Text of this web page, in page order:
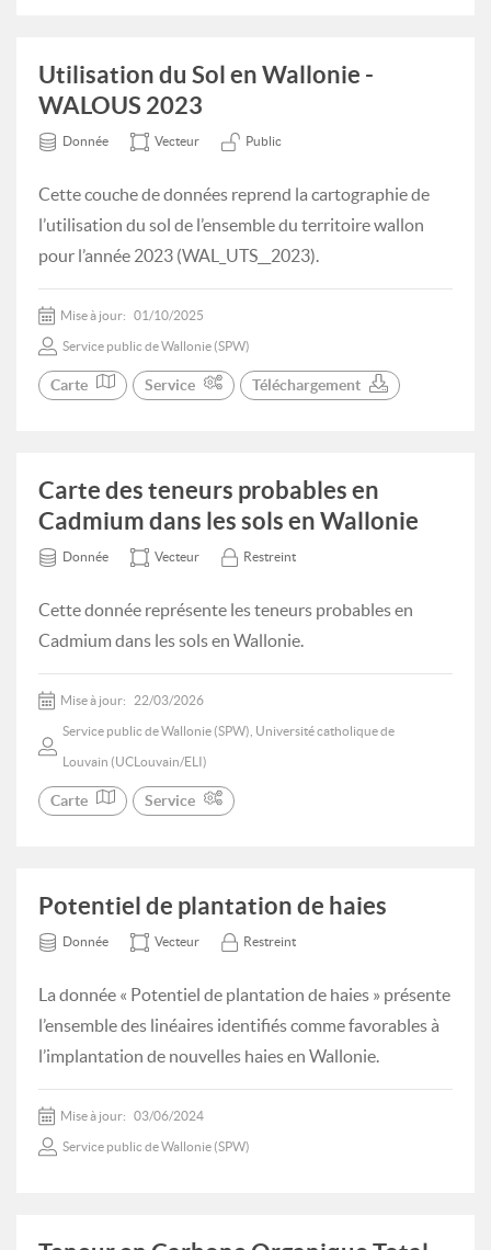
Utilisation du Sol en Wallonie -
WALOUS 2023
Donnée Vecteur Public
Cette couche de données reprend la cartographie de
l’utilisation du sol de l’ensemble du territoire wallon
pour l’année 2023 (WAL_UTS__2023).
Mise à jour: 01/10/2025
Service public de Wallonie (SPW)
Carte Service Téléchargement
Carte des teneurs probables en
Cadmium dans les sols en Wallonie
Donnée Vecteur Restreint
Cette donnée représente les teneurs probables en
Cadmium dans les sols en Wallonie.
Mise à jour: 22/03/2026
Service public de Wallonie (SPW), Université catholique de
Louvain (UCLouvain/ELI)
Carte Service
Potentiel de plantation de haies
Donnée Vecteur Restreint
La donnée « Potentiel de plantation de haies » présente
l’ensemble des linéaires identifiés comme favorables à
l’implantation de nouvelles haies en Wallonie.
Mise à jour: 03/06/2024
Service public de Wallonie (SPW)